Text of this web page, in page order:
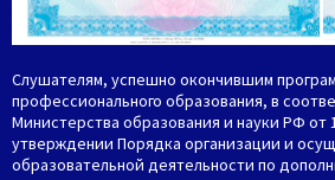
Слушателям, успешно окончившим
профессионального образования, в
Министерства образования и науки РФ от
утверждении Порядка организации и
образовательной деятельности по